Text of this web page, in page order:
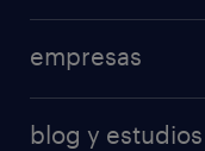
empresas
blog y estudios